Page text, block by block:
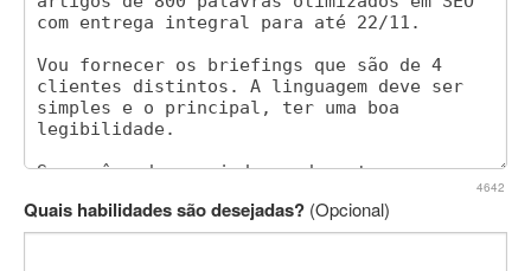
4642
Quais habilidades são desejadas? (Opcional)